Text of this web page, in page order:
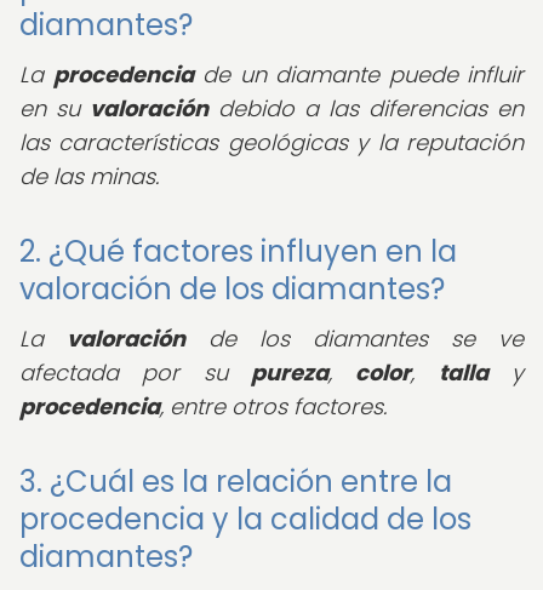
diamantes?
La procedenciade un diamante puede influir
en su valoracióndebido a las diferencias en
las características geológicas y la reputación
de las minas.
2. ¿Qué factores influyen en la
valoración de los diamantes?
La valoraciónde los diamantes se ve
afectada por su pureza, color, tallay
procedencia, entre otros factores.
3. ¿Cuál es la relación entre la
procedencia y la calidad de los
diamantes?